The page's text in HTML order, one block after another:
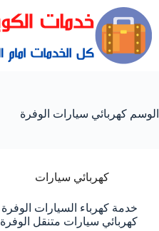
الوسم كهربائي سيارات الوفرة
كهربائي سيارات
كهربائي سيارات متنقل الوفرة